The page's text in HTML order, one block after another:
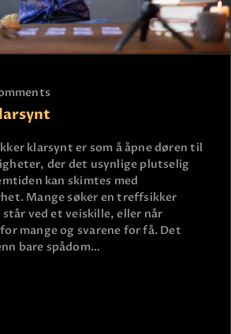
klarsynt er som å åpne døren til
der det usynlige plutselig
kan skimtes med
Mange søker en treffsikker
ved et veiskille, eller når
mange og svarene for få. Det
bare spådom…